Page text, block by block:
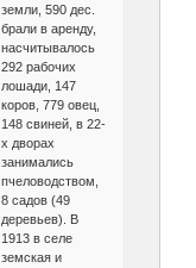
земли, 590 дес.
брали в аренду,
насчитывалось
292 рабочих
лошади, 147
коров, 779 овец,
148 свиней, в 22-
х дворах
занимались
пчеловодством,
8 садов (49
деревьев). В
1913 в селе
земская и